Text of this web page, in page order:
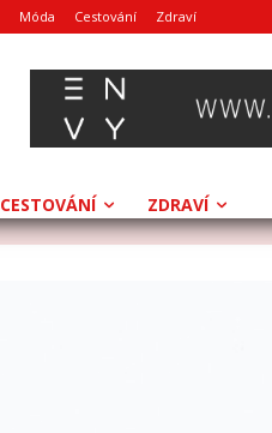
Móda Cestování Zdraví
CESTOVÁNÍ ZDRAVÍ